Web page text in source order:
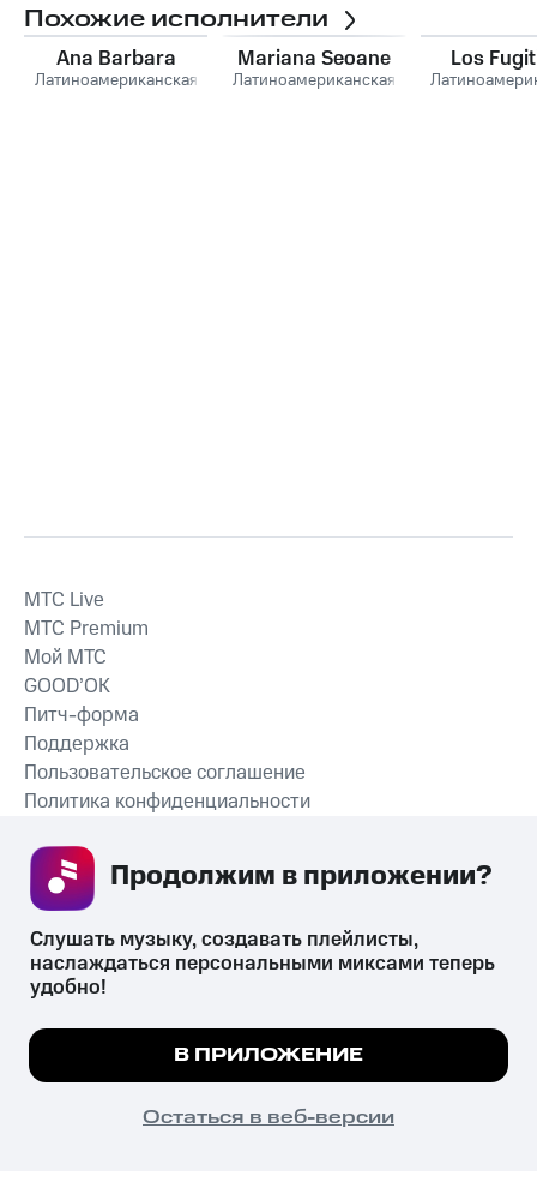
Похожие исполнители
Ana Barbara
Латиноамериканская
Mariana Seoane
Латиноамериканская
Los
СКАЧАТЬ ПРИЛОЖЕНИЕ
MTС Live
MTС Premium
Мой МТС
GOOD’OK
Питч-форма
Поддержка
Пользовательское соглашение
Политика конфиденциальности
психотропных веществ, их аналогов причиняет вред здоровью,
их незаконный оборот запрещён и влечёт установленную
законодательством ответственность.
© 2026 ООО «КИОН».
Все права защищены
Мы используем куки, чтобы на сайте все
Подробнее
ПОНЯТНО
Слушать музыку, создавать плейлисты,
наслаждаться персональными миксами теперь
удобно!
В ПРИЛОЖЕНИЕ
Остаться в веб-версии